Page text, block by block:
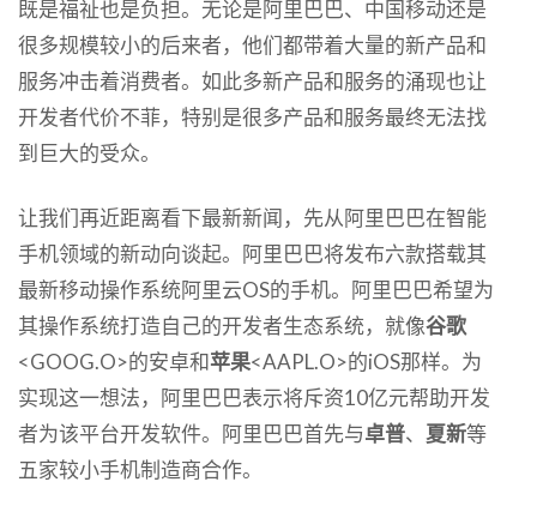
既是福祉也是负担。无论是阿里巴巴、中国移动还是
很多规模较小的后来者，他们都带着大量的新产品和
服务冲击着消费者。如此多新产品和服务的涌现也让
开发者代价不菲，特别是很多产品和服务最终无法找
到巨大的受众。
让我们再近距离看下最新新闻，先从阿里巴巴在智能
手机领域的新动向谈起。阿里巴巴将发布六款搭载其
最新移动操作系统阿里云OS的手机。阿里巴巴希望为
其操作系统打造自己的开发者生态系统，就像谷歌
<GOOG.O>的安卓和苹果<AAPL.O>的iOS那样。为
实现这一想法，阿里巴巴表示将斥资10亿元帮助开发
者为该平台开发软件。阿里巴巴首先与卓普、 夏新等
五家较小手机制造商合作。